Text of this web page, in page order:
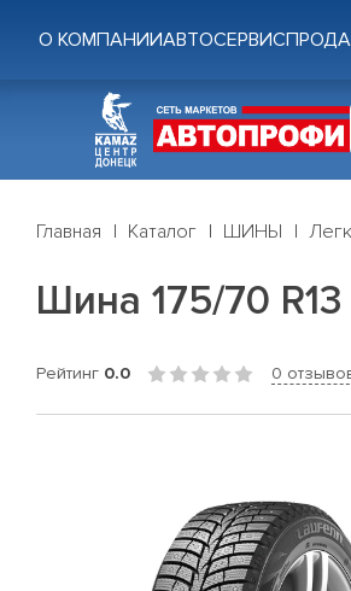
О КОМПАНИИАВТОСЕРВИС
Главная Каталог ШИНЫ
Шина 175/70
Рейтинг 0.0 0